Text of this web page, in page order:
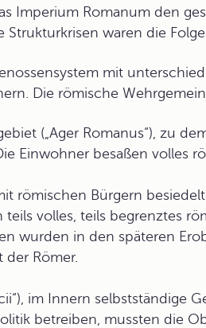
Imperium Romanum den
waren die
mit
Die römische
(„Ager Romanus“), zu
Einwohner besaßen volles
römischen Bürgern
teils volles, teils begrenztes
wurden in den späteren
der Römer.
im Innern selbstständige
betreiben, mussten die